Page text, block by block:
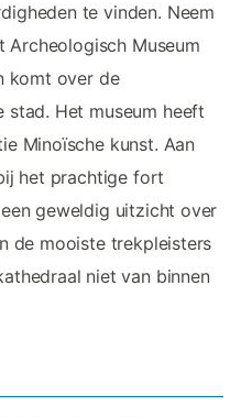
te vinden. Neem
Museum
komt over de
stad. Het museum heeft
Minoïsche kunst. Aan
het prachtige fort
geweldig uitzicht over
de mooiste trekpleisters
niet van binnen